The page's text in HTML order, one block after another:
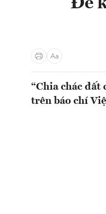
“Chia chác đất
trên báo chí